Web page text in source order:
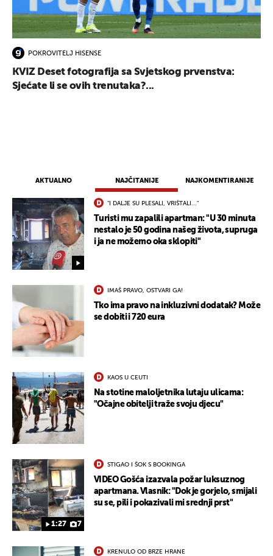
AKTUALNO NAJČITANIJE NAJKOMENTIRANIJE
"I DALJE SU PLESALI, VRIŠTALI..."
Turisti mu zapalili apartman: "U 30 minuta
nestalo je 50 godina našeg života, supruga
i ja ne možemo oka sklopiti"
IMAŠ PRAVO, OSTVARI GA!
Tko ima pravo na inkluzivni dodatak? Može
se dobiti i 720 eura
KAOS U CEUTI
Na stotine maloljetnika lutaju ulicama:
"Očajne obitelji traže svoju djecu"
1:27 7
STIGAO I ŠOK S BOOKINGA
VIDEO Gošća izazvala požar luksuznog
apartmana. Vlasnik: "Dok je gorjelo, smijali
su se, pili i pokazivali mi srednji prst"
KRENULO OD BRZE HRANE
POKROVITELJ HISENSE
KVIZ Deset fotografija sa Svjetskog prvenstva:
Sjećate li se ovih trenutaka?...
UKLJUČITE NOTIFIKACIJE